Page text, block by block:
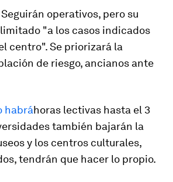
operativos, pero su
"a los casos indicados
centro". Se priorizará la
de riesgo, ancianos ante
habráhoras lectivas hasta el 3
también bajarán la
y los centros culturales,
tendrán que hacer lo propio.